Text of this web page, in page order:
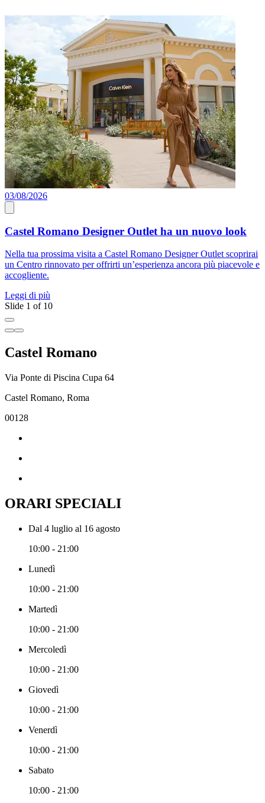
03/08/2026
Castel Romano Designer Outlet ha un nuovo look
Nella tua prossima visita a Castel Romano Designer Outlet scoprirai
un Centro rinnovato per offrirti un’esperienza ancora più piacevole e
accogliente.
Leggi di più
Slide 1 of 10
Castel Romano
Via Ponte di Piscina Cupa 64
Castel Romano, Roma
00128
ORARI SPECIALI
Dal 4 luglio al 16 agosto
10:00 - 21:00
Lunedì
10:00 - 21:00
Martedì
10:00 - 21:00
Mercoledì
10:00 - 21:00
Giovedì
10:00 - 21:00
Venerdì
10:00 - 21:00
Sabato
10:00 - 21:00